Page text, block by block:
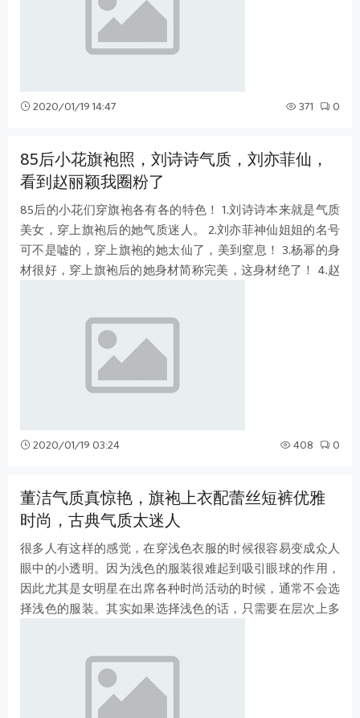
2020/01/19 14:47 371 0
85后小花旗袍照，刘诗诗气质，刘亦菲仙，
看到赵丽颖我圈粉了
85后的小花们穿旗袍各有各的特色！ 1.刘诗诗本来就是气质
美女，穿上旗袍后的她气质迷人。 2.刘亦菲神仙姐姐的名号
可不是嘘的，穿上旗袍的她太仙了，美到窒息！ 3.杨幂的身
材很好，穿上旗袍后的她身材简称完美，这身材绝了！ 4.赵
2020/01/19 03:24 408 0
董洁气质真惊艳，旗袍上衣配蕾丝短裤优雅
时尚，古典气质太迷人
很多人有这样的感觉，在穿浅色衣服的时候很容易变成众人
眼中的小透明。因为浅色的服装很难起到吸引眼球的作用，
因此尤其是女明星在出席各种时尚活动的时候，通常不会选
择浅色的服装。其实如果选择浅色的话，只需要在层次上多